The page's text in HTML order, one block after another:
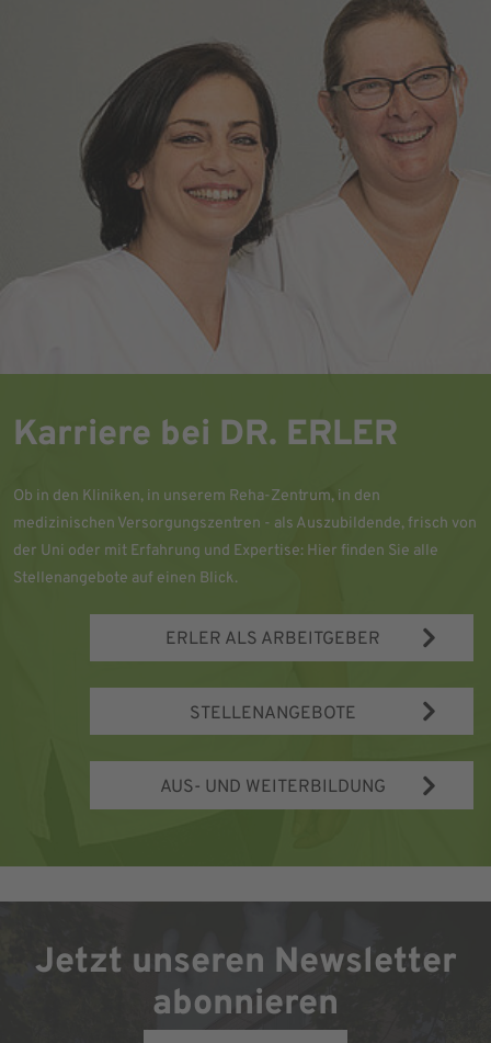
Karriere bei DR. ERLER
Ob in den Kliniken, in unserem Reha-Zentrum, in den
medizinischen Versorgungszentren - als Auszubildende, frisch von
der Uni oder mit Erfahrung und Expertise: Hier finden Sie alle
Stellenangebote auf einen Blick.
ERLER ALS ARBEITGEBER
STELLENANGEBOTE
AUS- UND WEITERBILDUNG
Jetzt unseren Newsletter
abonnieren